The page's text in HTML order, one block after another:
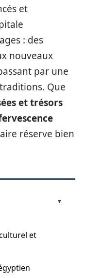
et
: des
nouveaux
par une
Que
et trésors
réserve bien
et